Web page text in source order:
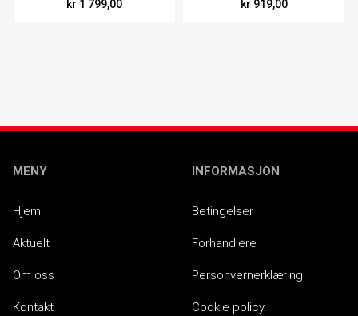
kr 1 799,00
kr 919,00
MENY
Hjem
Aktuelt
Om oss
Kontakt
INFORMASJON
Betingelser
Forhandlere
Personvernerklæring
Cookie policy